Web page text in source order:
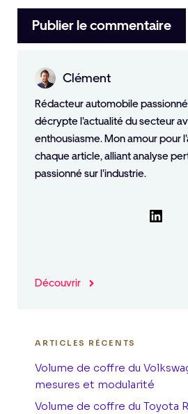
Clément
Rédacteur automobile
décrypte l'actualité du secteur
enthousiasme. Mon amour pour
chaque article, alliant analyse
passionné sur l'industrie.
Découvrir
ARTICLES RÉCENTS
Volume de coffre du
mesures et modularité
Volume de coffre du Toyota